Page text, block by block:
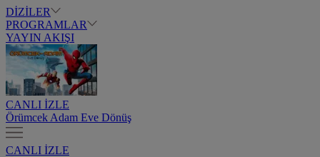
DİZİLER
PROGRAMLAR
YAYIN AKIŞI
CANLI İZLE
Örümcek Adam Eve Dönüş
CANLI İZLE